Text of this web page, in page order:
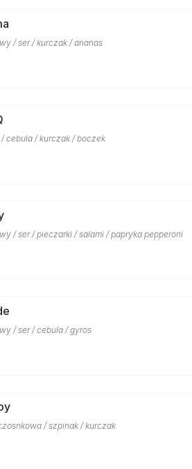
/ ser / kurczak / ananas
/ cebula / kurczak / boczek
/ ser / pieczarki / salami / papryka pepperoni
/ ser / cebula / gyros
/ szpinak / kurczak